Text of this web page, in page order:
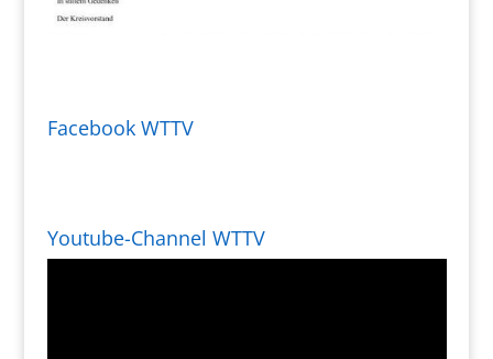
Facebook WTTV
Youtube-Channel WTTV